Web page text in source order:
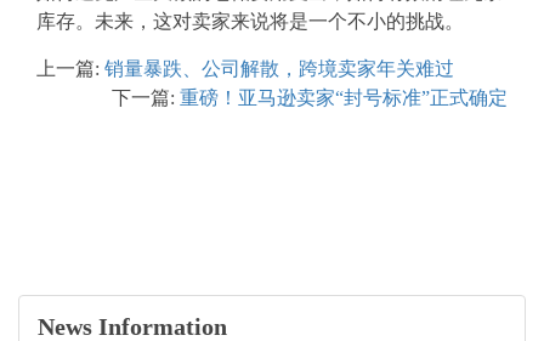
库存。未来，这对卖家来说将是一个不小的挑战。
上一篇: 销量暴跌、公司解散，跨境卖家年关难过
下一篇: 重磅！亚马逊卖家“封号标准”正式确定
News Information